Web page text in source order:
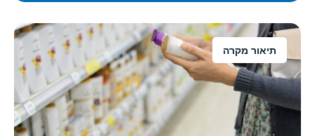
תיאור מקרה